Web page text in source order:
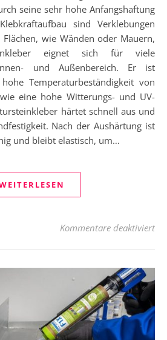
seine sehr hohe Anfangshaftung
sind Verklebungen
wie Wänden oder Mauern,
eignet sich für viele
und Außenbereich. Er ist
Temperaturbeständigkeit von
eine hohe Witterungs- und UV-
härtet schnell aus und
Nach der Aushärtung ist
und bleibt elastisch, um…
Kommentare deaktiviert